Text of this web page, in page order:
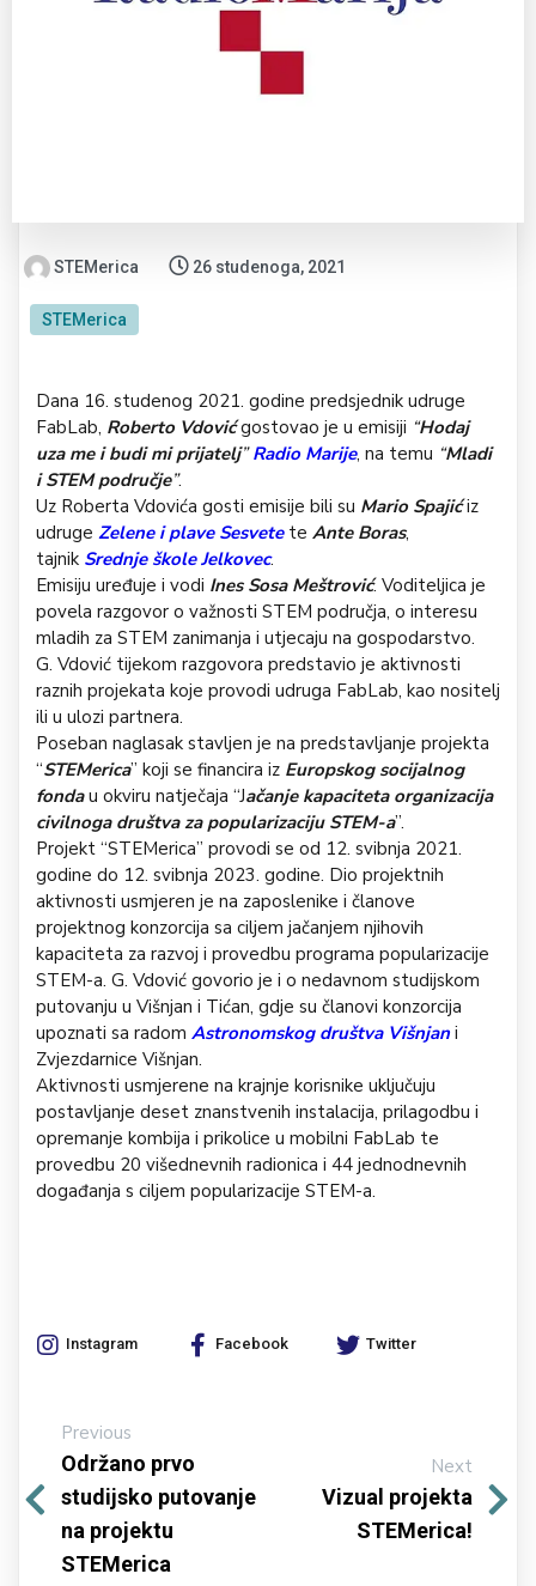
STEMerica 26 studenoga, 2021
STEMerica
Dana 16. studenog 2021. godine predsjednik udruge
FabLab, Roberto Vdovićgostovao je u emisiji “Hodaj
uza me i budi mi prijatelj” Radio Marije, na temu “Mladi
i STEM područje”.
Uz Roberta Vdovića gosti emisije bili su Mario Spajićiz
udruge Zelene i plave Sesvetete Ante Boras,
tajnik Srednje škole Jelkovec.
Emisiju uređuje i vodi Ines Sosa Meštrović. Voditeljica je
povela razgovor o važnosti STEM područja, o interesu
mladih za STEM zanimanja i utjecaju na gospodarstvo.
G. Vdović tijekom razgovora predstavio je aktivnosti
raznih projekata koje provodi udruga FabLab, kao nositelj
ili u ulozi partnera.
Poseban naglasak stavljen je na predstavljanje projekta
“STEMerica” koji se financira iz Europskog socijalnog
fondau okviru natječaja “Jačanje kapaciteta organizacija
civilnoga društva za popularizaciju STEM-a”.
Projekt “STEMerica” provodi se od 12. svibnja 2021.
godine do 12. svibnja 2023. godine. Dio projektnih
aktivnosti usmjeren je na zaposlenike i članove
projektnog konzorcija sa ciljem jačanjem njihovih
kapaciteta za razvoj i provedbu programa popularizacije
STEM-a. G. Vdović govorio je i o nedavnom studijskom
putovanju u Višnjan i Tićan, gdje su članovi konzorcija
upoznati sa radom Astronomskog društva Višnjani
Zvjezdarnice Višnjan.
Aktivnosti usmjerene na krajnje korisnike uključuju
postavljanje deset znanstvenih instalacija, prilagodbu i
opremanje kombija i prikolice u mobilni FabLab te
provedbu 20 višednevnih radionica i 44 jednodnevnih
događanja s ciljem popularizacije STEM-a.
Instagram Facebook Twitter
Previous
Održano prvo
studijsko putovanje
na projektu
STEMerica
Next
Vizual projekta
STEMerica!